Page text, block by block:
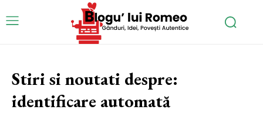
Stiri si noutati despre:
identificare automată